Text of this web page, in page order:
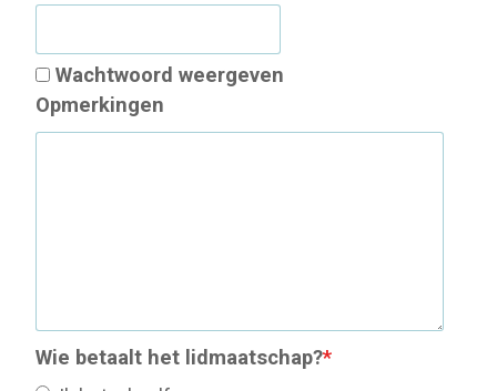
Wachtwoord weergeven
Opmerkingen
Wie betaalt het lidmaatschap?*